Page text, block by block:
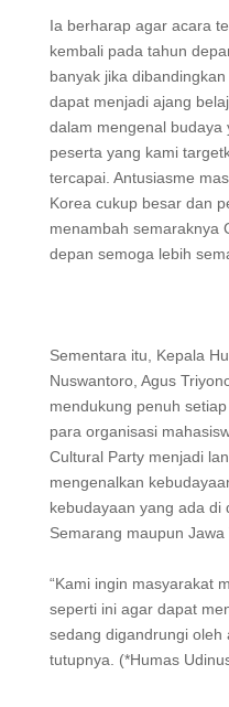
Ia berharap agar acara
kembali pada tahun
banyak jika
dapat menjadi ajang
dalam mengenal budaya
peserta yang kami
tercapai. Antusiasme
Korea cukup besar dan
menambah semaraknya
depan semoga lebih
Sementara itu, Kepala
Nuswantoro, Agus
mendukung penuh
para organisasi
Cultural Party menjadi
mengenalkan
kebudayaan yang ada di
Semarang maupun Jawa
“Kami ingin masyarakat
seperti ini agar dapat
sedang digandrungi oleh
tutupnya. (*Humas